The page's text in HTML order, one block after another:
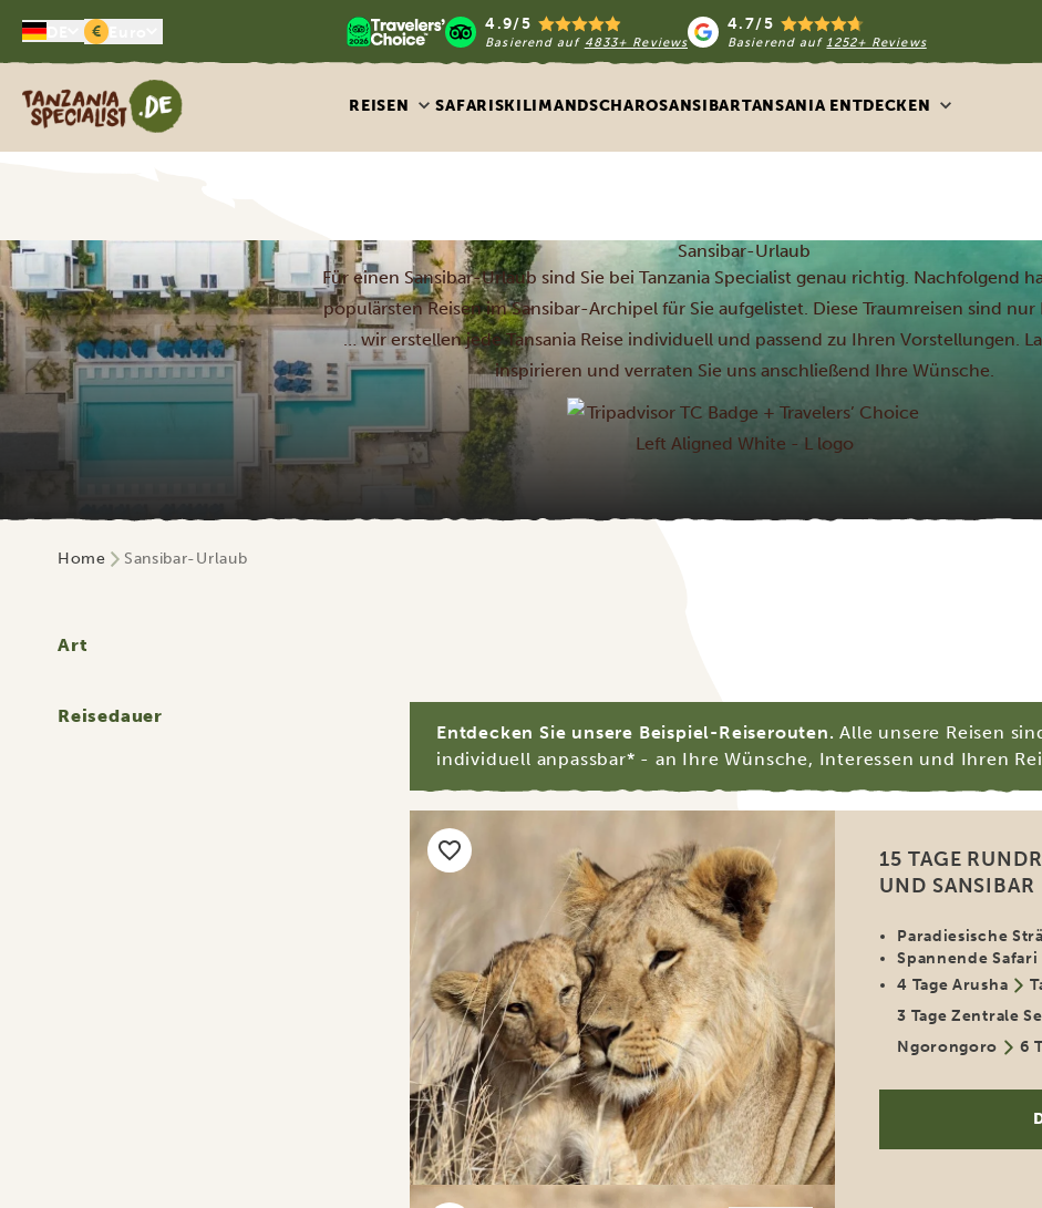
€ 4.9/5
Basierend auf 4833+ Reviews
4.7/5
Basierend auf1252+ Reviews
Tanzania Specialist
REISEN SAFARISKILIMANDSCHAROSANSIBARTANSANIA ENTDECKEN
Sansibar-Urlaub
Für einen Sansibar-Urlaub sind Sie bei Tanzania Specialist genau richtig. Nachfolgend
populärsten Reisen im Sansibar-Archipel für Sie aufgelistet. Diese Traumreisen sind nur
… wir erstellen jede Tansania Reise individuell und passend zu Ihren Vorstellungen.
inspirieren und verraten Sie uns anschließend Ihre Wünsche.
Home Sansibar-Urlaub
Art
Reisedauer
Entdecken Sie unsere Beispiel-Reiserouten. Alle unsere Reisen
individuell anpassbar* - an Ihre Wünsche, Interessen und Ihren
15 TAGE
UND SANSIBAR
Paradiesische
Spannende
4 Tage Arusha
3 Tage Zentrale
Ngorongoro
6